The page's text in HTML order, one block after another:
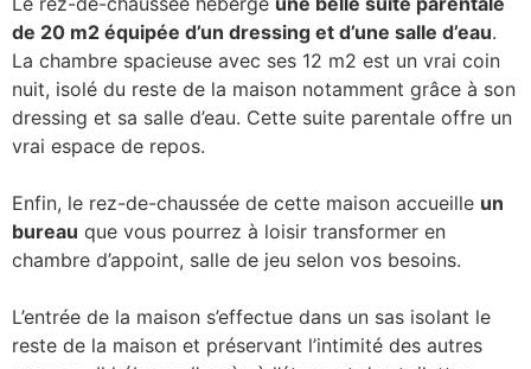
de 20 m2 équipée d’un dressing et d’une salle d’eau.
La chambre spacieuse avec ses 12 m2 est un vrai coin
nuit, isolé du reste de la maison notamment grâce à son
dressing et sa salle d’eau. Cette suite parentale offre un
vrai espace de repos.
Enfin, le rez-de-chaussée de cette maison accueille un
bureau que vous pourrez à loisir transformer en
chambre d’appoint, salle de jeu selon vos besoins.
L’entrée de la maison s’effectue dans un sas isolant le
reste de la maison et préservant l’intimité des autres